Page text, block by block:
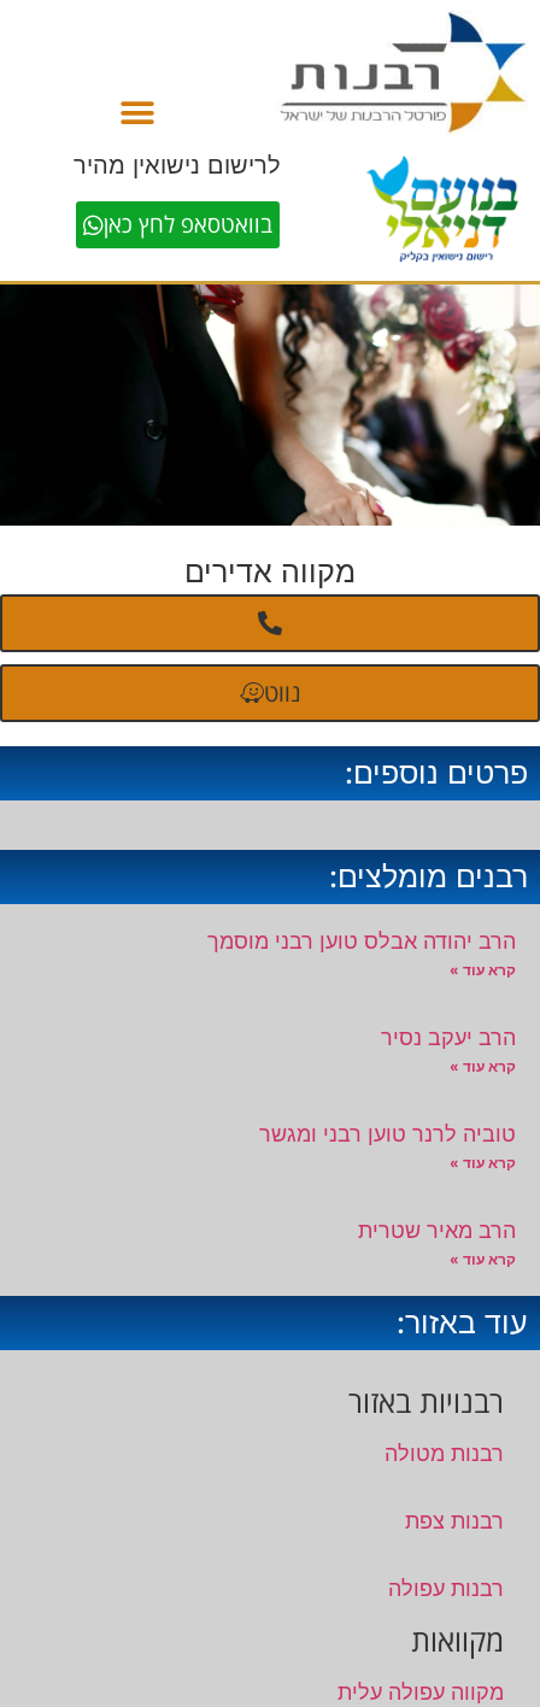
לרישום נישואין מהיר
בוואטסאפ לחץ כאן
מקווה אדירים
נווט
פרטים נוספים:
רבנים מומלצים:
הרב יהודה אבלס טוען רבני מוסמך
קרא עוד »
הרב יעקב נסיר
קרא עוד »
טוביה לרנר טוען רבני ומגשר
קרא עוד »
הרב מאיר שטרית
קרא עוד »
עוד באזור:
רבנויות באזור
רבנות מטולה
רבנות צפת
רבנות עפולה
מקוואות
מקווה עפולה עלית